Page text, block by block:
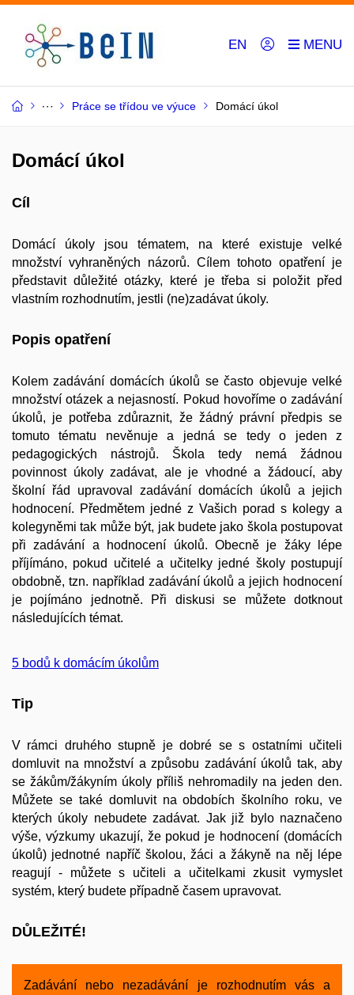
EN
Práce se třídou ve výuce Domácí úkol
Domácí úkol
Cíl
Domácí úkoly jsou tématem, na které existuje velké
množství vyhraněných názorů. Cílem tohoto opatření je
představit důležité otázky, které je třeba si položit před
vlastním rozhodnutím, jestli (ne)zadávat úkoly.
Popis opatření
Kolem zadávání domácích úkolů se často objevuje velké
množství otázek a nejasností. Pokud hovoříme o zadávání
úkolů, je potřeba zdůraznit, že žádný právní předpis se
tomuto tématu nevěnuje a jedná se tedy o jeden z
pedagogických nástrojů. Škola tedy nemá žádnou
povinnost úkoly zadávat, ale je vhodné a žádoucí, aby
školní řád upravoval zadávání domácích úkolů a jejich
hodnocení. Předmětem jedné z Vašich porad s kolegy a
kolegyněmi tak může být, jak budete jako škola postupovat
při zadávání a hodnocení úkolů. Obecně je žáky lépe
příjímáno, pokud učitelé a učitelky jedné školy postupují
obdobně, tzn. například zadávání úkolů a jejich hodnocení
je pojímáno jednotně. Při diskusi se můžete dotknout
následujících témat.
5 bodů k domácím úkolům
Tip
V rámci druhého stupně je dobré se s ostatními učiteli
domluvit na množství a způsobu zadávání úkolů tak, aby
se žákům/žákyním úkoly příliš nehromadily na jeden den.
Můžete se také domluvit na obdobích školního roku, ve
kterých úkoly nebudete zadávat. Jak již bylo naznačeno
výše, výzkumy ukazují, že pokud je hodnocení (domácích
úkolů) jednotné napříč školou, žáci a žákyně na něj lépe
reagují - můžete s učiteli a učitelkami zkusit vymyslet
systém, který budete případně časem upravovat.
DŮLEŽITÉ!
Zadávání nebo nezadávání je rozhodnutím vás a